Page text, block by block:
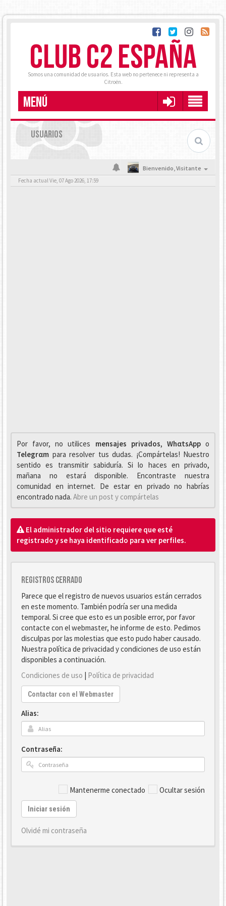
CLUB C2 ESPAÑA
Somos una comunidad de usuarios. Esta web no pertenece ni representa a
Citroën.
MENÚ
USUARIOS
Bienvenido,Visitante
Fecha actual Vie, 07 Ago 2026, 17:59
Por favor, no utilices mensajes privados, WhαtsAppo
Telegrαm para resolver tus dudas. ¡Compártelas! Nuestro
sentido es transmitir sabiduría. Si lo haces en privado,
mañana no estará disponible. Encontraste nuestra
comunidad en internet. De estar en privado no habrías
encontrado nada. Abre un post y compártelas
El administrador del sitio requiere que esté
registrado y se haya identificado para ver perfiles.
Registros cerrado
Parece que el registro de nuevos usuarios están cerrados
en este momento. También podría ser una medida
temporal. Si cree que esto es un posible error, por favor
contacte con el webmaster, he informe de esto. Pedimos
disculpas por las molestias que esto pudo haber causado.
Nuestra política de privacidad y condiciones de uso están
disponibles a continuación.
Condiciones de uso | Política de privacidad
Contactar con el Webmaster
Alias:
Contraseña:
Mantenerme conectado Ocultar sesión
Iniciar sesión
Olvidé mi contraseña